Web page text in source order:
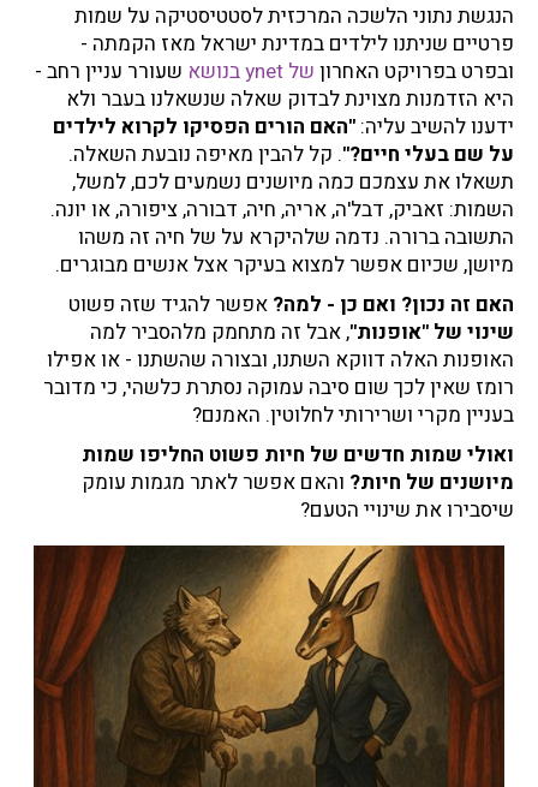
ד
י
ם
ע
ל
ש
ם
ח
י
ו
ת
?
ו
א
ם
כ
ן
–
ל
מ
ה
?
הנגשת נתוני הלשכה המרכזית לסטטיסטיקה על שמות
פרטיים שניתנו לילדים במדינת ישראל מאז הקמתה -
ובפרט בפרויקט האחרון של ynet בנושא
שעורר עניין רחב -
היא הזדמנות מצוינת לבדוק שאלה שנשאלנו בעבר ולא
ידענו להשיב עליה: "האם הורים הפסיקו לקרוא לילדים
על שם בעלי חיים?". קל להבין מאיפה נובעת השאלה.
תשאלו את עצמכם כמה מיושנים נשמעים לכם, למשל,
השמות: זאביק, דבל'ה, אריה, חיה, דבורה, ציפורה, או יונה.
התשובה ברורה. נדמה שלהיקרא על של חיה זה משהו
מיושן, שכיום אפשר למצוא בעיקר אצל אנשים מבוגרים.
האם זה נכון? ואם כן - למה? אפשר להגיד שזה פשוט
שינוי של "אופנות", אבל זה מתחמק מלהסביר למה
האופנות האלה דווקא השתנו, ובצורה שהשתנו - או אפילו
רומז שאין לכך שום סיבה עמוקה נסתרת כלשהי, כי מדובר
בעניין מקרי ושרירותי לחלוטין. האמנם?
ואולי שמות חדשים של חיות פשוט החליפו שמות
מיושנים של חיות? והאם אפשר לאתר מגמות עומק
שיסבירו את שינויי הטעם?